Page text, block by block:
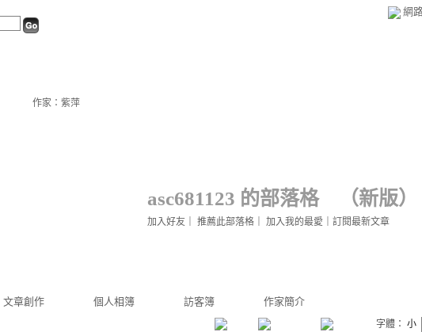
網
asc681123 的部落格（新版）
文章創作 個人相簿 訪客簿 作家簡介
加入好友 推薦此部落格 加入我的最愛 訂閱最新文章
作家：紫萍
字體： 小